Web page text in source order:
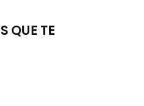
QUE TE